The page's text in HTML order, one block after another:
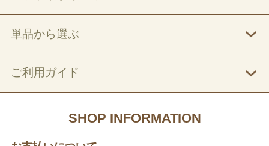
単品から選ぶ
ご利用ガイド
SHOP INFORMATION